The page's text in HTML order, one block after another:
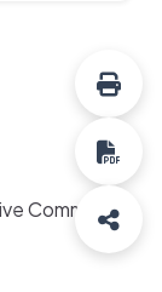
Commons"